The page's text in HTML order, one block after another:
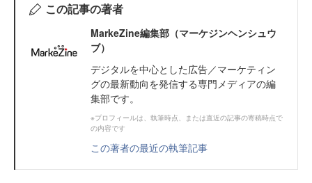
この記事の著者
MarkeZine編集部（マーケジンヘンシュウ
ブ）
デジタルを中心とした広告／マーケティン
グの最新動向を発信する専門メディアの編
集部です。
※プロフィールは、執筆時点、または直近の記事の寄稿時点で
の内容です
この著者の最近の執筆記事